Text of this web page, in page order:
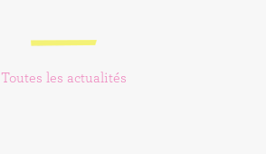
Toutes les actualités